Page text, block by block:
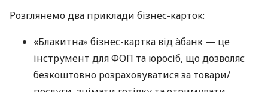
Розглянемо два приклади бізнес-карток:
«Блакитна» бізнес-картка від àбанк — це
інструмент для ФОП та юросіб, що дозволяє
безкоштовно розраховуватися за товари/